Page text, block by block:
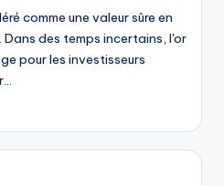
comme une valeur sûre en
des temps incertains, l'or
pour les investisseurs